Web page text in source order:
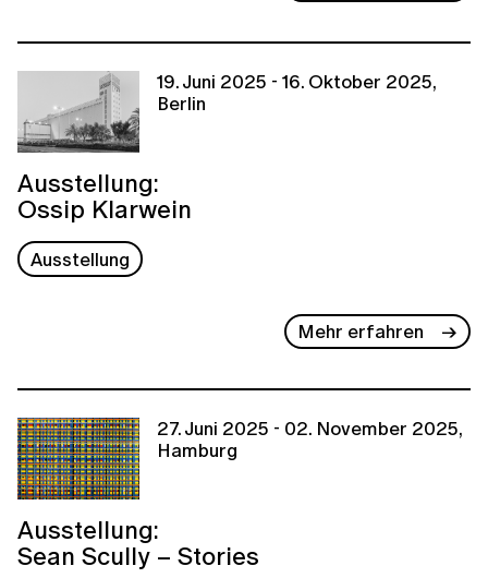
19. Juni 2025 - 16. Oktober 2025,
Berlin
Ausstellung:
Ossip Klarwein
Ausstellung
Mehr erfahren
27. Juni 2025 - 02. November 2025,
Hamburg
Ausstellung:
Sean Scully – Stories